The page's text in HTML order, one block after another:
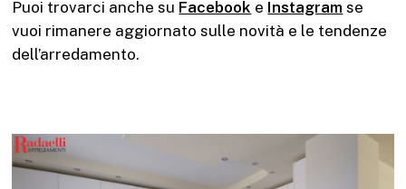
Puoi trovarci anche su Facebook e Instagram se
vuoi rimanere aggiornato sulle novità e le tendenze
dell’arredamento.